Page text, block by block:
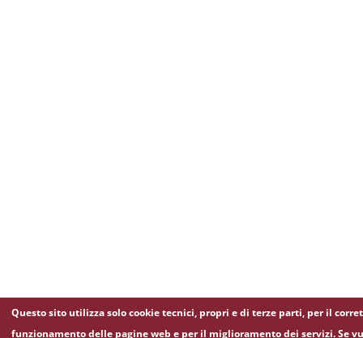
Questo sito utilizza solo cookie tecnici, propri e di terze parti, per il
funzionamento delle pagine web e per il miglioramento dei servizi. Se